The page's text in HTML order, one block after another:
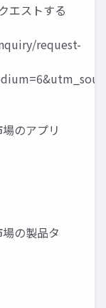
エストする
request-
のアプリ
の製品タ